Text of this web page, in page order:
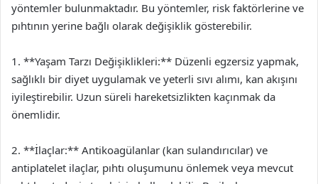
yöntemler bulunmaktadır. Bu yöntemler, risk faktörlerine ve
pıhtının yerine bağlı olarak değişiklik gösterebilir.
1. **Yaşam Tarzı Değişiklikleri:** Düzenli egzersiz yapmak,
sağlıklı bir diyet uygulamak ve yeterli sıvı alımı, kan akışını
iyileştirebilir. Uzun süreli hareketsizlikten kaçınmak da
önemlidir.
2. **İlaçlar:** Antikoagülanlar (kan sulandırıcılar) ve
antiplatelet ilaçlar, pıhtı oluşumunu önlemek veya mevcut